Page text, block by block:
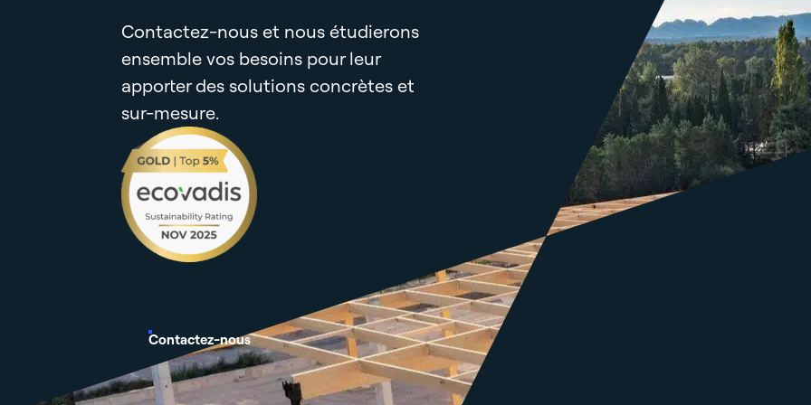
Contactez-nous et nous étudierons
ensemble vos besoins pour leur
apporter des solutions concrètes et
sur-mesure.
Contactez-nous